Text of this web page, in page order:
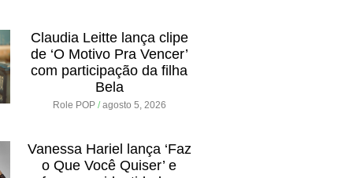
Claudia Leitte lança clipe
de ‘O Motivo Pra Vencer’
com participação da filha
Bela
Role POP agosto 5, 2026
Vanessa Hariel lança ‘Faz
o Que Você Quiser’ e